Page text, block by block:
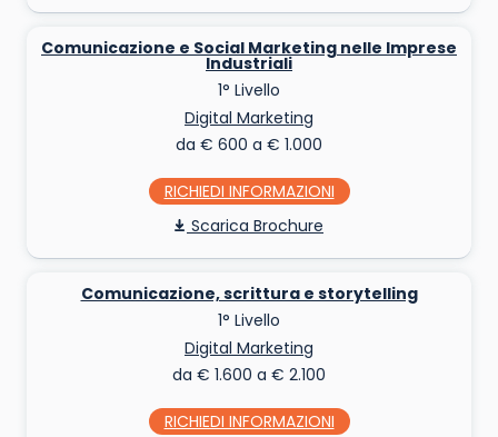
Comunicazione e Social Marketing nelle Imprese
Industriali
1° Livello
Digital Marketing
da € 600 a € 1.000
RICHIEDI INFO
Scarica Brochure
Comunicazione, scrittura e storytelling
1° Livello
Digital Marketing
da € 1.600 a € 2.100
RICHIEDI INFO